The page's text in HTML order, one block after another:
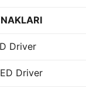
Driver
Driver